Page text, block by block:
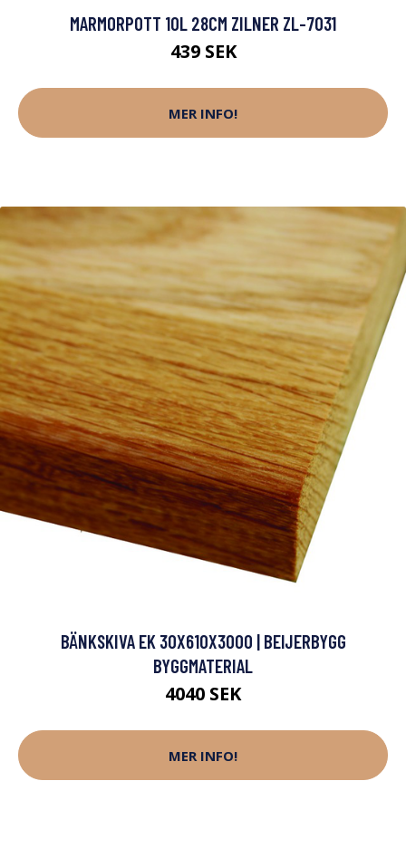
MARMORPOTT 10L 28CM ZILNER ZL-7031
439 SEK
MER INFO!
BÄNKSKIVA EK 30X610X3000 | BEIJERBYGG
BYGGMATERIAL
4040 SEK
MER INFO!